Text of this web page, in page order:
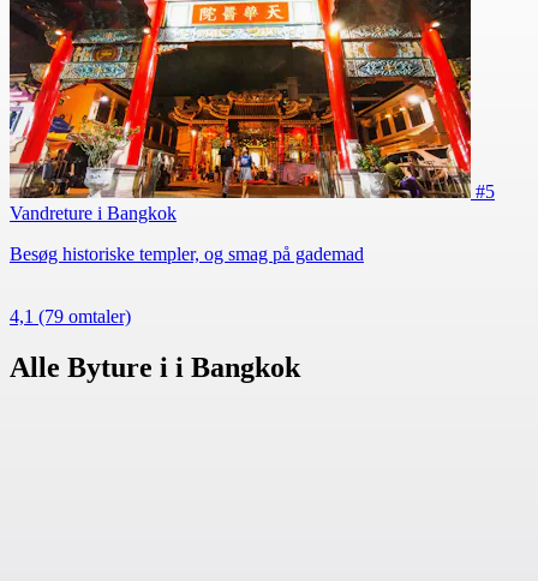
#5
Vandreture i Bangkok
Besøg historiske templer, og smag på gademad
4,1 (79 omtaler)
Alle Byture i i Bangkok